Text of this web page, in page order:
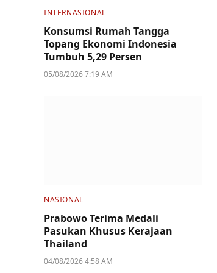
INTERNASIONAL
Konsumsi Rumah Tangga
Topang Ekonomi Indonesia
Tumbuh 5,29 Persen
05/08/2026 7:19 AM
NASIONAL
Prabowo Terima Medali
Pasukan Khusus Kerajaan
Thailand
04/08/2026 4:58 AM